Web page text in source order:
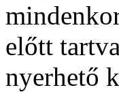
előtt
nyerhető